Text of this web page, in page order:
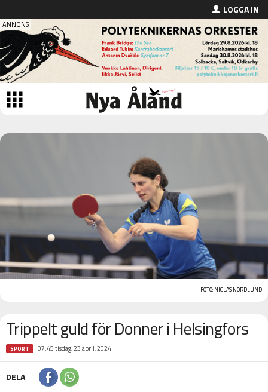
LOGGA IN
FOTO: NICLAS NORDLUND
Trippelt guld för Donner i Helsingfors
SPORT 07:45 tisdag, 23 april, 2024
DELA